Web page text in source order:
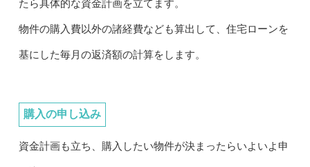
たら具体的な資金計画を立てます。
物件の購入費以外の諸経費なども算出して、住宅ローンを
基にした毎月の返済額の計算をします。
購入の申し込み
資金計画も立ち、購入したい物件が決まったらいよいよ申